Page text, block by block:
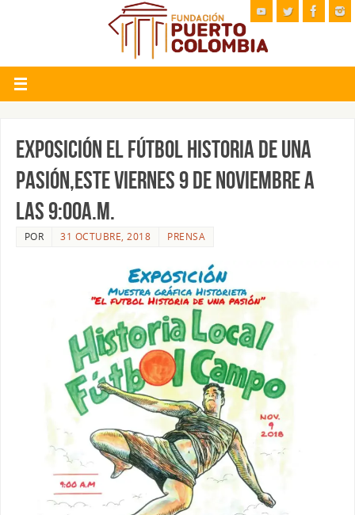
EXPOSICIÓN EL FÚTBOL HISTORIA DE UNA
PASIÓN,ESTE VIERNES 9 DE NOVIEMBRE A
LAS 9:00A.M.
POR 31 OCTUBRE, 2018 PRENSA